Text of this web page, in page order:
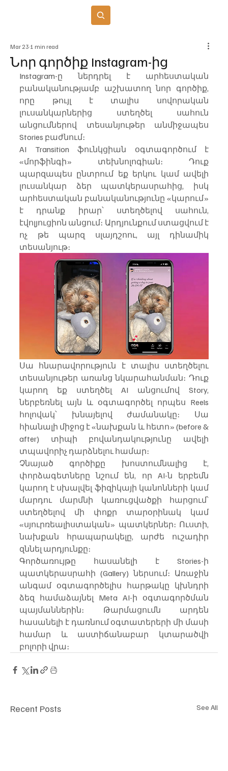
Նոր գործիք Instagram-ից
Mar 23 1 min read
Instagram-ը ներդրել է արհեստական
բանականությամբ աշխատող նոր գործիք,
որը թույլ է տալիս սովորական
լուսանկարներից ստեղծել սահուն
անցումներով տեսանյութեր անմիջապես
Stories բաժնում։
AI Transition ֆունկցիան օգտագործում է
«մորֆինգի» տեխնոլոգիան։ Դուք
պարզապես ընտրում եք երկու կամ ավելի
լուսանկար ձեր պատկերասրահից, իսկ
արհեստական բանականությունը «կարում»
է դրանք իրար՝ ստեղծելով սահուն,
էվոլյուցիոն անցում։ Արդյունքում ստացվում է
ոչ թե պարզ սլայդշոու, այլ դինամիկ
տեսանյութ։
Սա հնարավորություն է տալիս ստեղծելու
տեսանյութեր առանց նկարահանման։ Դուք
կարող եք ստեղծել AI անցումով Story,
ներբեռնել այն և օգտագործել որպես Reels
հոլովակ՝ խնայելով ժամանակը։ Սա
հիանալի միջոց է «նախքան և հետո» (before &
after) տիպի բովանդակությունը ավելի
տպավորիչ դարձնելու համար։
Չնայած գործիքը խոստումնալից է,
փորձագետները նշում են, որ AI-ն երբեմն
կարող է սխալվել ֆիզիկայի կանոնների կամ
մարդու մարմնի կառուցվածքի հարցում՝
ստեղծելով մի փոքր տարօրինակ կամ
«սյուրռեալիստական» պատկերներ։ Ուստի,
նախքան հրապարակելը, արժե ուշադիր
զննել արդյունքը։
Գործառույթը հասանելի է Stories-ի
պատկերասրահի (Gallery) ներսում։ Առաջին
անգամ օգտագործելիս հարթակը կխնդրի
ձեզ համաձայնել Meta AI-ի օգտագործման
պայմաններին։ Թարմացումն արդեն
հասանելի է դառնում օգտատերերի մի մասի
համար և աստիճանաբար կտարածվի
բոլորի վրա։
Recent Posts See All